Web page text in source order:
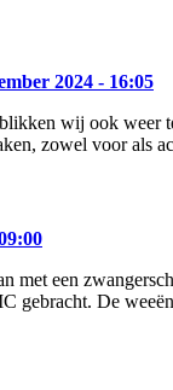
2024 - 16:05
wij ook weer
zowel voor als
met een
gebracht. De